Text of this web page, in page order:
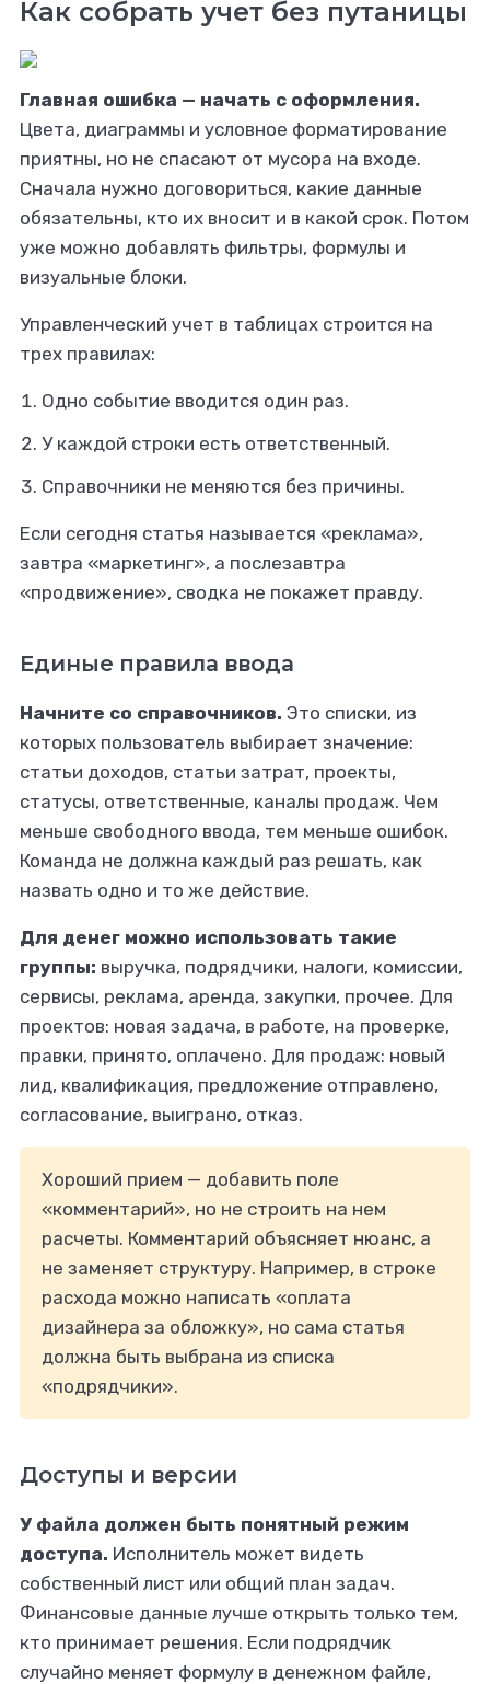
Как собрать учет без путаницы
Главная ошибка — начать с оформления.
Цвета, диаграммы и условное форматирование
приятны, но не спасают от мусора на входе.
Сначала нужно договориться, какие данные
обязательны, кто их вносит и в какой срок. Потом
уже можно добавлять фильтры, формулы и
визуальные блоки.
Управленческий учет в таблицах строится на
трех правилах:
Одно событие вводится один раз.
У каждой строки есть ответственный.
Справочники не меняются без причины.
Если сегодня статья называется «реклама»,
завтра «маркетинг», а послезавтра
«продвижение», сводка не покажет правду.
Единые правила ввода
Начните со справочников. Это списки, из
которых пользователь выбирает значение:
статьи доходов, статьи затрат, проекты,
статусы, ответственные, каналы продаж. Чем
меньше свободного ввода, тем меньше ошибок.
Команда не должна каждый раз решать, как
назвать одно и то же действие.
Для денег можно использовать такие
группы: выручка, подрядчики, налоги, комиссии,
сервисы, реклама, аренда, закупки, прочее. Для
проектов: новая задача, в работе, на проверке,
правки, принято, оплачено. Для продаж: новый
лид, квалификация, предложение отправлено,
согласование, выиграно, отказ.
Хороший прием — добавить поле
«комментарий», но не строить на нем
расчеты. Комментарий объясняет нюанс, а
не заменяет структуру. Например, в строке
расхода можно написать «оплата
дизайнера за обложку», но сама статья
должна быть выбрана из списка
«подрядчики».
Доступы и версии
У файла должен быть понятный режим
доступа. Исполнитель может видеть
собственный лист или общий план задач.
Финансовые данные лучше открыть только тем,
кто принимает решения. Если подрядчик
случайно меняет формулу в денежном файле,